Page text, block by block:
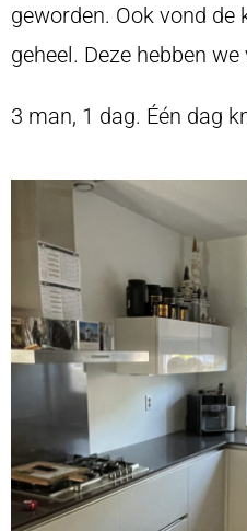
geworden. Ook vond
geheel. Deze hebben
3 man, 1 dag. Één dag